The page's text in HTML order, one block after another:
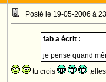
Posté le 19-05-2006 à
fab a écrit :
je pense quand
tu crois
,elles